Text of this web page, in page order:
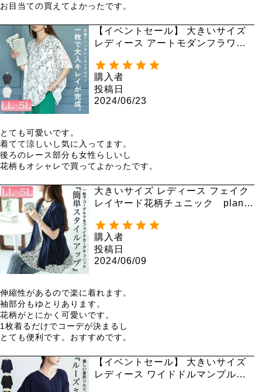
お目当ての買えてよかったです。
【イベントセール】 大きいサイズ
レディース アートモダンフラワー
【ゆうパケット可】
購入者
投稿日
2024/06/23
とても可愛いです。
着てて涼しいし気に入ってます。
後ろのレース部分も女性らしいし
花柄もオシャレで買ってよかったです。
大きいサイズ レディース フェイク
レイヤード花柄チュニック plan-2
購入者
投稿日
2024/06/09
伸縮性があるので楽に着れます。
袖部分もゆとりあります。
花柄がとにかく可愛いです。
1枚着るだけでコーデが決まるし
とても便利です。おすすめです。
【イベントセール】 大きいサイズ
レディース ワイドドルマンプルオ